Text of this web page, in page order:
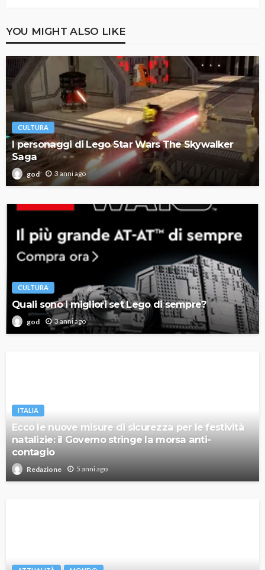
YOU MIGHT ALSO LIKE
CULTURA
I personaggi di Lego Star Wars The Skywalker
Saga
god 3 anni ago
CULTURA
Quali sono i migliori set Lego di sempre?
god 3 anni ago
ITALIA
Ecco le nuove misure di sicurezza per le festività
natalizie: il Governo stringe la morsa anti-
contagio
Redazione 5 anni ago